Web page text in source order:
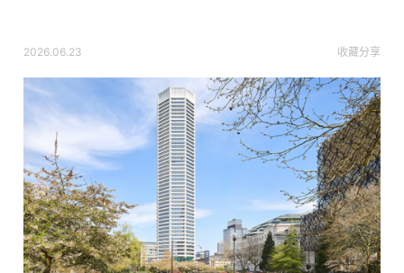
2026.06.23 收藏分享